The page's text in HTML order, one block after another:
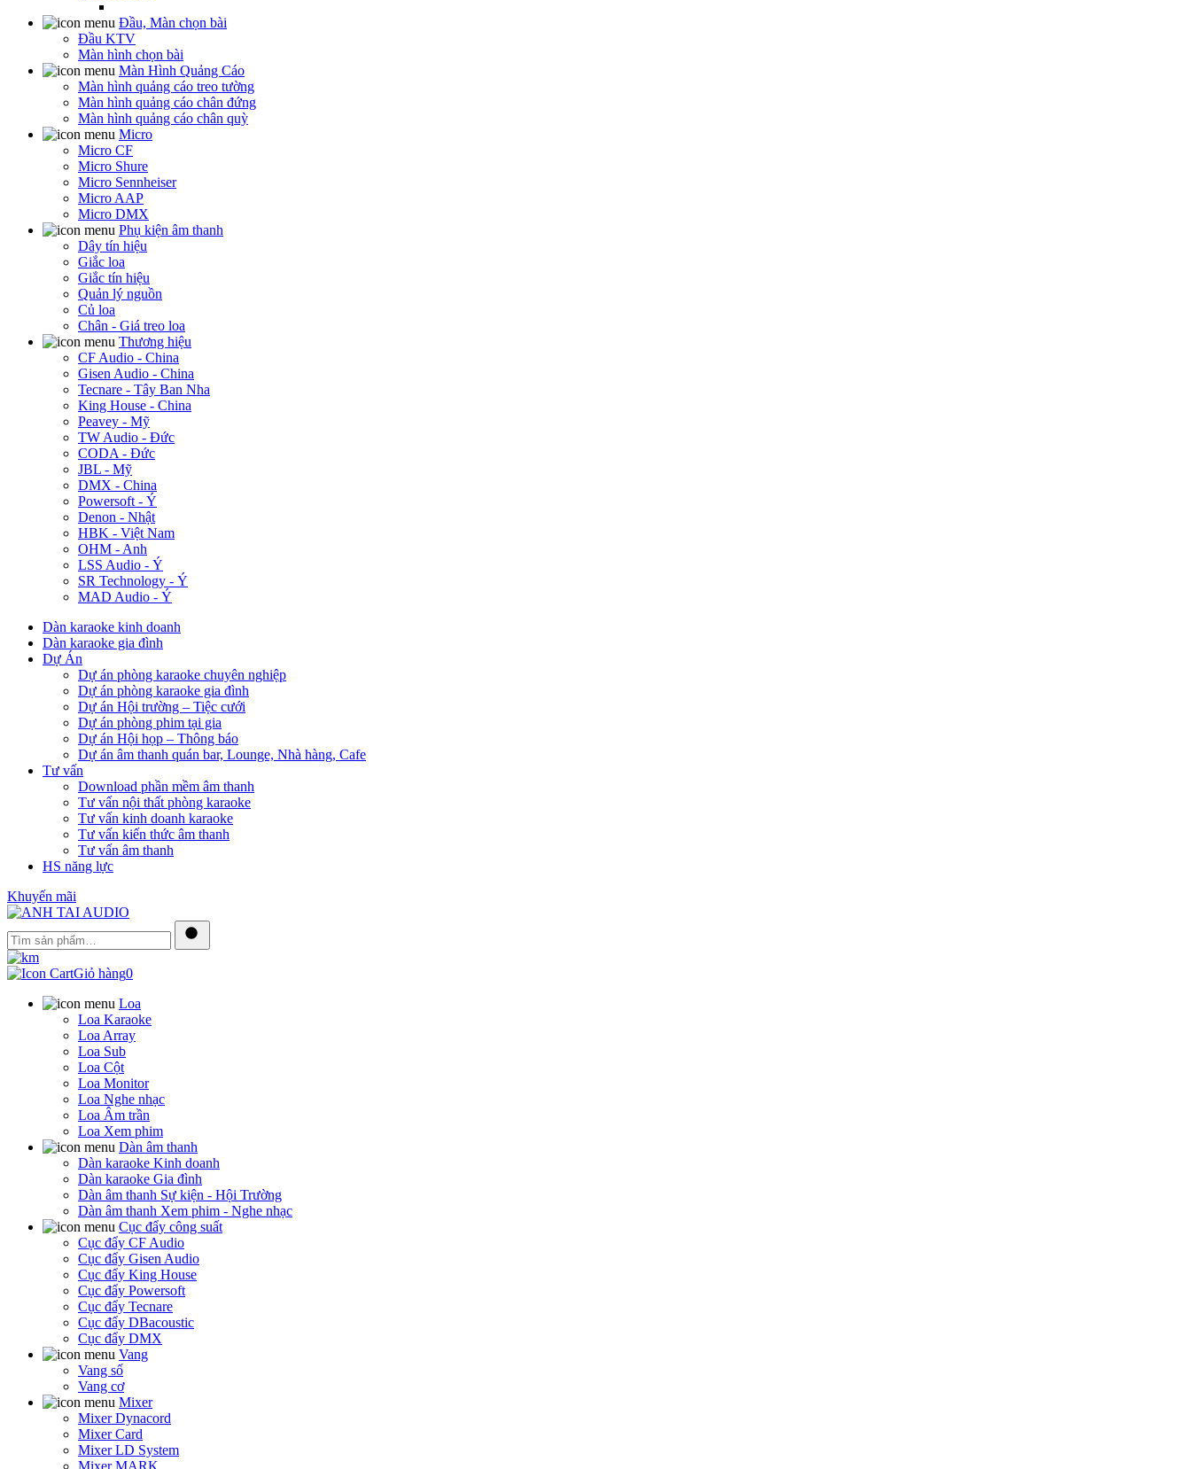
Đầu, Màn chọn bài
Đầu KTV
Màn hình chọn bài
Màn Hình Quảng Cáo
Màn hình quảng cáo treo tường
Màn hình quảng cáo chân đứng
Màn hình quảng cáo chân quỳ
Micro
Micro CF
Micro Shure
Micro Sennheiser
Micro AAP
Micro DMX
Phụ kiện âm thanh
Dây tín hiệu
Giắc loa
Giắc tín hiệu
Quản lý nguồn
Củ loa
Chân - Giá treo loa
Thương hiệu
CF Audio - China
Gisen Audio - China
Tecnare - Tây Ban Nha
King House - China
Peavey - Mỹ
TW Audio - Đức
CODA - Đức
JBL - Mỹ
DMX - China
Powersoft - Ý
Denon - Nhật
HBK - Việt Nam
OHM - Anh
LSS Audio - Ý
SR Technology - Ý
MAD Audio - Ý
Dàn karaoke kinh doanh
Dàn karaoke gia đình
Dự Án
Dự án phòng karaoke chuyên nghiệp
Dự án phòng karaoke gia đình
Dự án Hội trường – Tiệc cưới
Dự án phòng phim tại gia
Dự án Hội họp – Thông báo
Dự án âm thanh quán bar, Lounge, Nhà hàng, Cafe
Tư vấn
Download phần mềm âm thanh
Tư vấn nội thất phòng karaoke
Tư vấn kinh doanh karaoke
Tư vấn kiến thức âm thanh
Tư vấn âm thanh
HS năng lực
Khuyến mãi
Tìm
sản
phẩm…
Tìm
Giỏ hàng0
Loa
Loa Karaoke
Loa Array
Loa Sub
Loa Cột
Loa Monitor
Loa Nghe nhạc
Loa Âm trần
Loa Xem phim
Dàn âm thanh
Dàn karaoke Kinh doanh
Dàn karaoke Gia đình
Dàn âm thanh Sự kiện - Hội Trường
Dàn âm thanh Xem phim - Nghe nhạc
Cục đẩy công suất
Cục đẩy CF Audio
Cục đẩy Gisen Audio
Cục đẩy King House
Cục đẩy Powersoft
Cục đẩy Tecnare
Cục đẩy DBacoustic
Cục đẩy DMX
Vang
Vang số
Vang cơ
Mixer
Mixer Dynacord
Mixer Card
Mixer LD System